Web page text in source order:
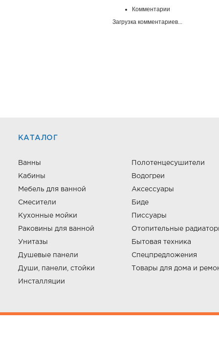
Комментарии
Загрузка комментариев...
КАТАЛОГ
Ванны
Кабины
Мебель для ванной
Смесители
Кухонные мойки
Раковины для ванной
Унитазы
Душевые панели
Души, панели, стойки
Инсталляции
Полотенцесушители
Водогреи
Аксессуары
Биде
Писсуары
Отопительные
Бытовая техника
Спецпредложения
Товары для дома и